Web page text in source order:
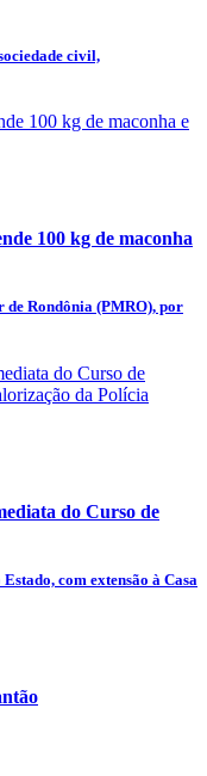
civil,
100 kg de maconha
Rondônia (PMRO), por
do Curso de
com extensão à Casa